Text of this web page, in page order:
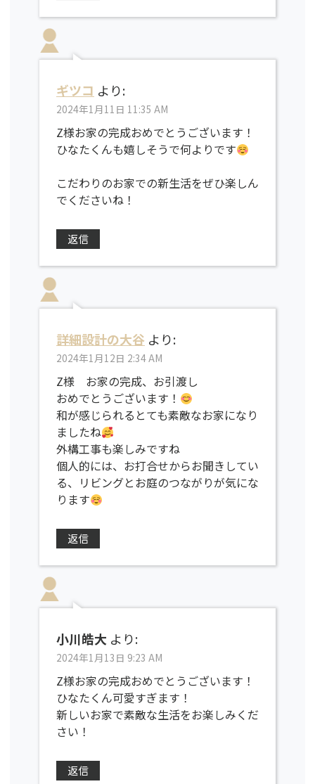
ギツコ より:
2024年1月11日 11:35 AM
Z様お家の完成おめでとうございます！
ひなたくんも嬉しそうで何よりです
こだわりのお家での新生活をぜひ楽しん
でくださいね！
返信
詳細設計の大谷 より:
2024年1月12日 2:34 AM
Z様 お家の完成、お引渡し
おめでとうございます！
和が感じられるとても素敵なお家になり
ましたね
外構工事も楽しみですね
個人的には、お打合せからお聞きしてい
る、リビングとお庭のつながりが気にな
ります
返信
小川皓大 より:
2024年1月13日 9:23 AM
Z様お家の完成おめでとうございます！
ひなたくん可愛すぎます！
新しいお家で素敵な生活をお楽しみくだ
さい！
返信